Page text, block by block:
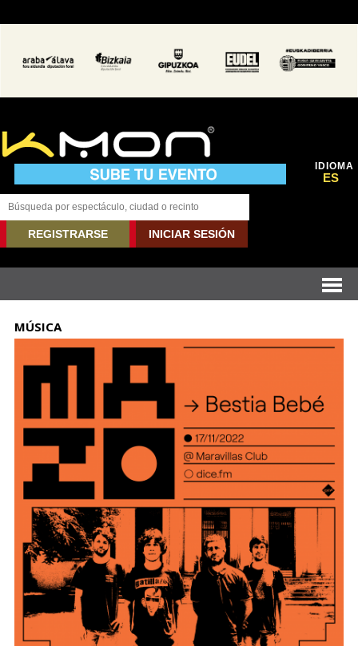
IDIOMA
ES
REGISTRARSE INICIAR SESIÓN
MÚSICA